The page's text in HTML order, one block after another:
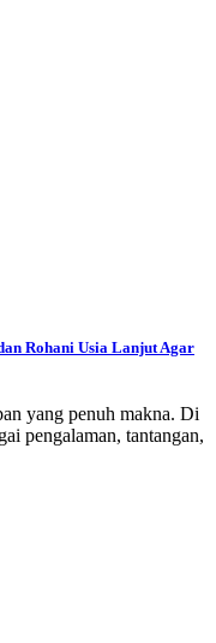
Rohani Usia Lanjut Agar
yang penuh makna. Di
pengalaman, tantangan,